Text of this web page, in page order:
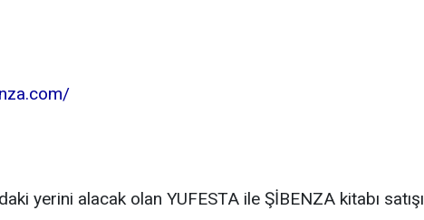
yerini alacak olan YUFESTA ile ŞİBENZA kitabı satışı